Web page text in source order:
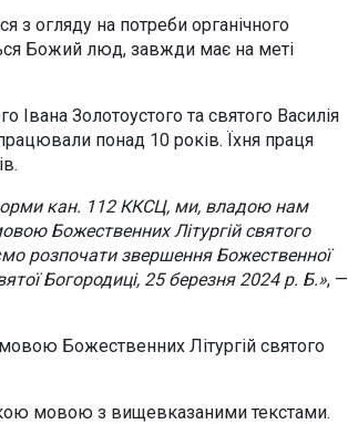
з огляду на потреби органічного
Божий люд, завжди має на меті
Золотоустого та святого Василія
понад 10 років. Їхня праця
кан. 112 ККСЦ, ми, владою нам
Божественних Літургій святого
розпочати звершення Божественної
Богородиці, 25 березня 2024 р. Б.», —
Божественних Літургій святого
мовою з вищевказаними текстами.